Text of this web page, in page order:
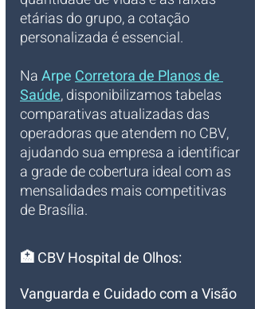
etárias do grupo, a cotação
personalizada é essencial.
Na Arpe Corretora de Planos de
Saúde, disponibilizamos tabelas
comparativas atualizadas das
operadoras que atendem no CBV,
ajudando sua empresa a identificar
a grade de cobertura ideal com as
mensalidades mais competitivas
de Brasília.
🏥 CBV Hospital de Olhos:
Vanguarda e Cuidado com a Visão